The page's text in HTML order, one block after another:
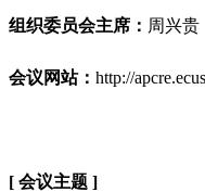
组织委员会主席： 周兴贵
会议网站： http://
[ 会议主题 ]